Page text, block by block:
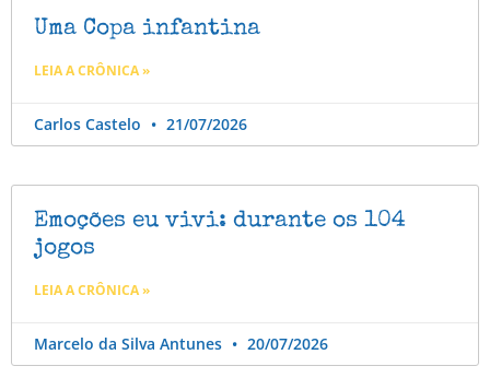
Uma Copa infantina
LEIA A CRÔNICA »
Carlos Castelo 21/07/2026
Emoções eu vivi: durante os 104
jogos
LEIA A CRÔNICA »
Marcelo da Silva Antunes 20/07/2026